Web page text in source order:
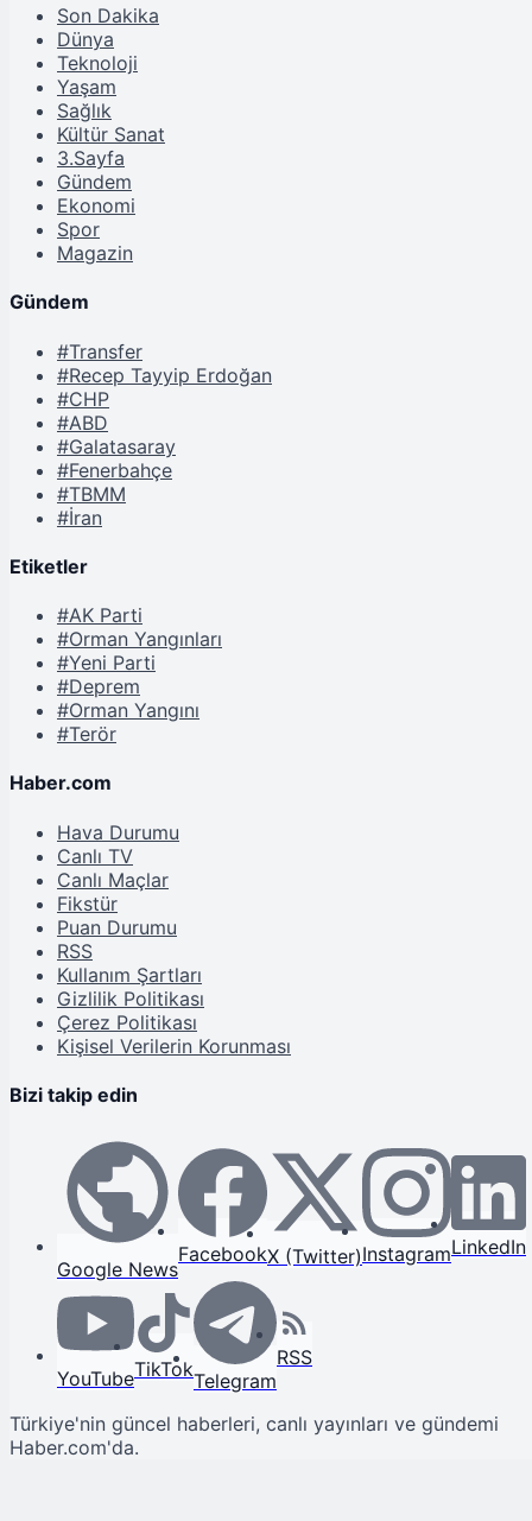
Son Dakika
Dünya
Teknoloji
Yaşam
Sağlık
Kültür Sanat
3.Sayfa
Gündem
Ekonomi
Spor
Magazin
Gündem
#Transfer
#Recep Tayyip Erdoğan
#CHP
#ABD
#Galatasaray
#Fenerbahçe
#TBMM
#İran
Etiketler
#AK Parti
#Orman Yangınları
#Yeni Parti
#Deprem
#Orman Yangını
#Terör
Haber.com
Hava Durumu
Canlı TV
Canlı Maçlar
Fikstür
Puan Durumu
RSS
Kullanım Şartları
Gizlilik Politikası
Çerez Politikası
Kişisel Verilerin Korunması
Bizi takip edin
Google News
FacebookX (Twitter)InstagramLinkedIn
YouTubeTikTokTelegram
RSS
Türkiye'nin güncel haberleri, canlı yayınları ve gündemi
Haber.com'da.